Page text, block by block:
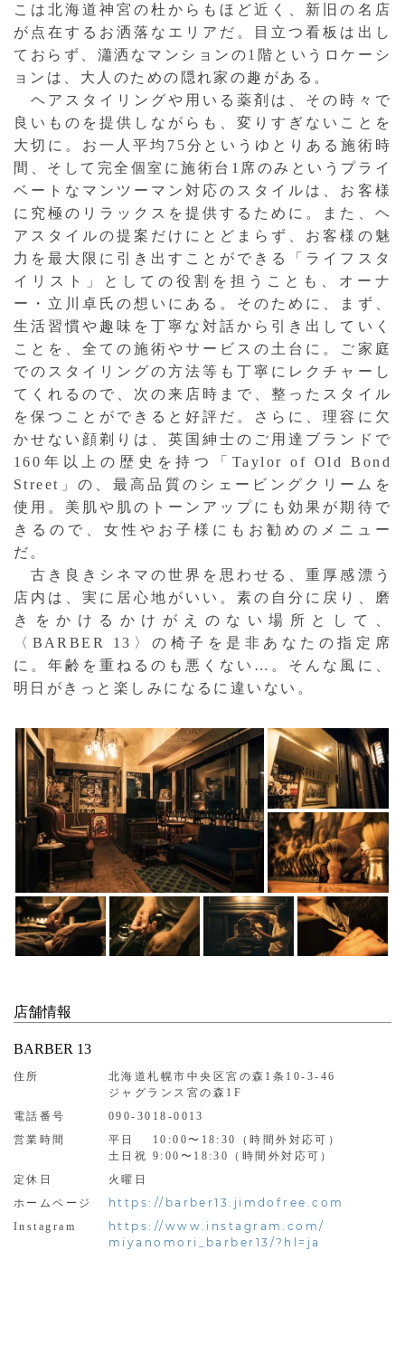
こは北海道神宮の杜からもほど近く、新旧の名店
が点在するお洒落なエリアだ。目立つ看板は出し
ておらず、瀟洒なマンションの1階というロケーシ
ョンは、大人のための隠れ家の趣がある。
ヘアスタイリングや用いる薬剤は、その時々で
良いものを提供しながらも、変りすぎないことを
大切に。お一人平均75分というゆとりある施術時
間、そして完全個室に施術台1席のみというプライ
ベートなマンツーマン対応のスタイルは、お客様
に究極のリラックスを提供するために。また、ヘ
アスタイルの提案だけにとどまらず、お客様の魅
力を最大限に引き出すことができる「ライフスタ
イリスト」としての役割を担うことも、オーナ
ー・立川卓氏の想いにある。そのために、まず、
生活習慣や趣味を丁寧な対話から引き出していく
ことを、全ての施術やサービスの土台に。ご家庭
でのスタイリングの方法等も丁寧にレクチャーし
てくれるので、次の来店時まで、整ったスタイル
を保つことができると好評だ。さらに、理容に欠
かせない顔剃りは、英国紳士のご用達ブランドで
160年以上の歴史を持つ「Taylor of Old Bond
Street」の、最高品質のシェービングクリームを
使用。美肌や肌のトーンアップにも効果が期待で
きるので、女性やお子様にもお勧めのメニュー
だ。
古き良きシネマの世界を思わせる、重厚感漂う
店内は、実に居心地がいい。素の自分に戻り、磨
きをかけるかけがえのない場所として、
〈BARBER 13〉の椅子を是非あなたの指定席
に。年齢を重ねるのも悪くない…。そんな風に、
明日がきっと楽しみになるに違いない。
店舗情報
BARBER 13
住所
北海道札幌市中央区宮の森1条10-3-46
ジャグランス宮の森1F
電話番号
090-3018-0013
営業時間
平日 10:00〜18:30（時間外対応可）
土日祝 9:00〜18:30（時間外対応可）
定休日
火曜日
ホームページ
https://barber13.jimdofree.com
Instagram
https://www.instagram.com/
miyanomori_barber13/?hl=ja